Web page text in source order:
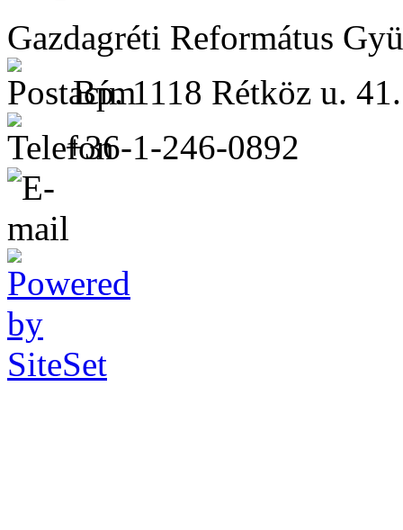
Gazdagréti Református
Bp. 1118 Rétköz u. 41.
+36-1-246-0892